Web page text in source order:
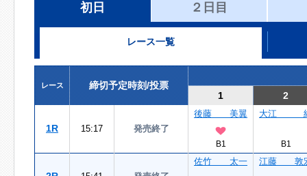
初日 ２日目
レース一覧
レース
締切予定時刻/投票
1
2
1R 15:17 発売終了
後藤 美翼
B1
大江
B1
佐竹 太一 江藤 敦